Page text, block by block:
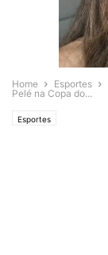
Home Esportes
Pelé na Copa do...
Esportes